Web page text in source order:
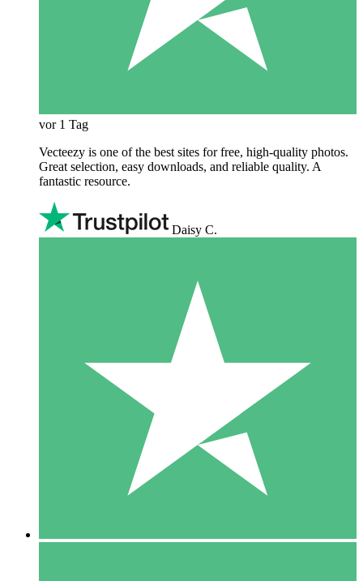
vor 1 Tag
Vecteezy is one of the best sites for free, high‑quality photos.
Great selection, easy downloads, and reliable quality. A
fantastic resource.
Daisy C.